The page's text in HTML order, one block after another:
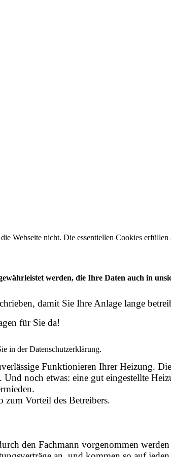
damit Sie Ihre Anlage lange
für Sie da!
Funktionieren Ihrer Heizung.
noch etwas: eine gut eingestellte
zum Vorteil des Betreibers.
den Fachmann vorgenommen
Webseite nicht. Die essentiellen Cookies
werden, die Ihre Daten auch in
in der Datenschutzerklärung.